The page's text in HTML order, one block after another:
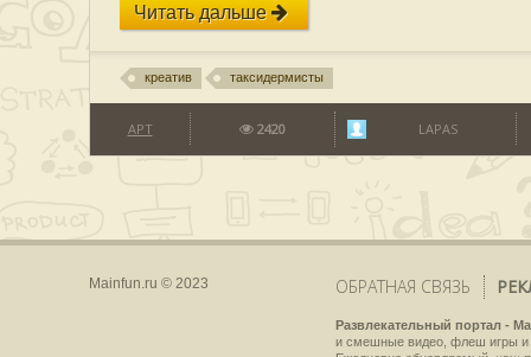
Читать дальше
креатив таксидермисты
АРТ 2420 LAPAS
Mainfun.ru © 2023 ОБРАТНАЯ СВЯЗЬ
Развлекательный портал -
и смешные видео, флеш игры и